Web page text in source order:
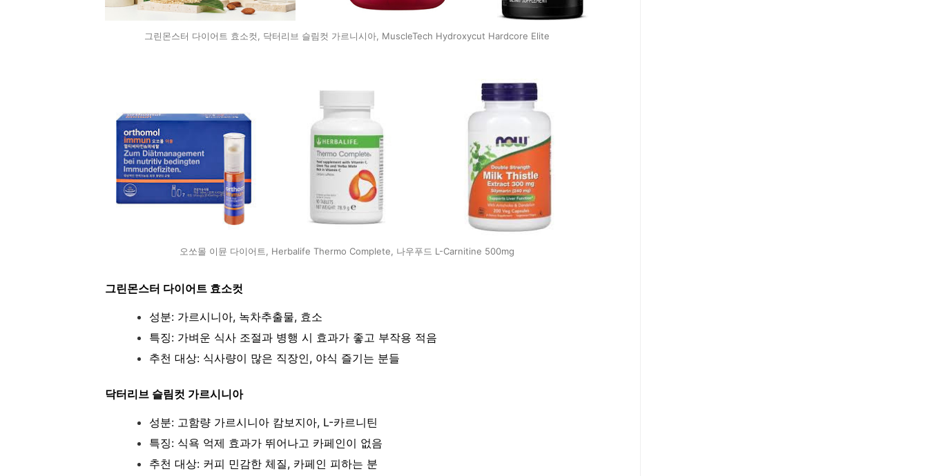
그린몬스터 다이어트 효소컷, 닥터리브 슬림컷 가르니시아, MuscleTech Hydroxycut Hardcore Elite
오쏘몰 이뮨 다이어트, Herbalife Thermo Complete, 나우푸드 L-Carnitine 500mg
그린몬스터 다이어트 효소컷
성분: 가르시니아, 녹차추출물, 효소
특징: 가벼운 식사 조절과 병행 시 효과가 좋고 부작용 적음
추천 대상: 식사량이 많은 직장인, 야식 즐기는 분들
닥터리브 슬림컷 가르시니아
성분: 고함량 가르시니아 캄보지아, L-카르니틴
특징: 식욕 억제 효과가 뛰어나고 카페인이 없음
추천 대상: 커피 민감한 체질, 카페인 피하는 분